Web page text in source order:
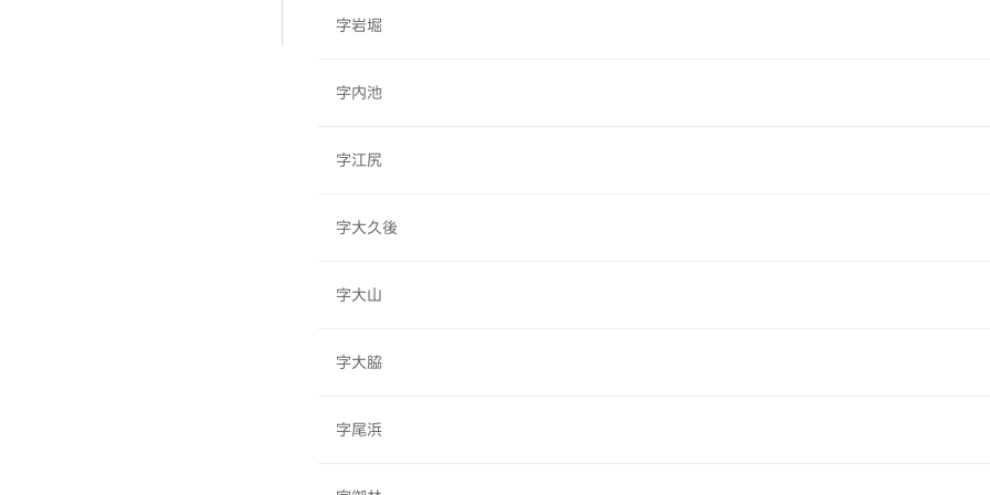
字岩堀
字内池
字江尻
字大久後
字大山
字大脇
字尾浜